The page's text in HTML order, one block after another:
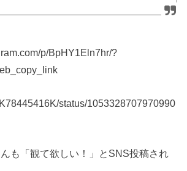
p/BpHY1Eln7hr/?
status/1053328707970990
も「観て欲しい！」とSNS投稿され